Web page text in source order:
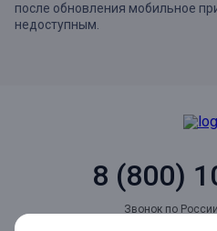
после обновления мобильное
недоступным.
8 (800)
Звонок по